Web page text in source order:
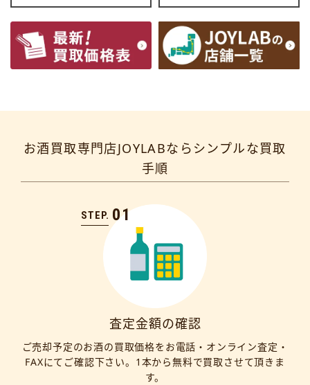
お酒買取専門店JOYLABならシンプルな買取
手順
STEP. 01
査定金額の確認
ご売却予定のお酒の買取価格をお電話・オンライン査定・
FAXにてご確認下さい。1本から無料で買取させて頂きま
す。